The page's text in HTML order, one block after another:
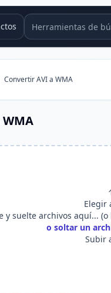
Herramientas de
Convertir AVI a WMA
Elegir
y suelte archivos aquí...
o soltar un
Subir